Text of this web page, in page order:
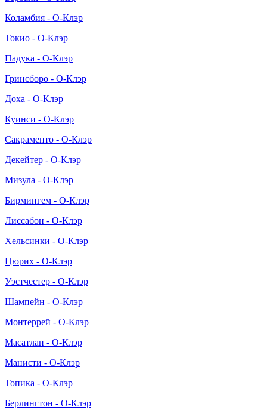
Коламбия - О-Клэр
Токио - О-Клэр
Падука - О-Клэр
Гринсборо - О-Клэр
Доха - О-Клэр
Куинси - О-Клэр
Сакраменто - О-Клэр
Декейтер - О-Клэр
Мизула - О-Клэр
Бирмингем - О-Клэр
Лиссабон - О-Клэр
Хельсинки - О-Клэр
Цюрих - О-Клэр
Уэстчестер - О-Клэр
Шампейн - О-Клэр
Монтеррей - О-Клэр
Масатлан - О-Клэр
Манисти - О-Клэр
Топика - О-Клэр
Берлингтон - О-Клэр